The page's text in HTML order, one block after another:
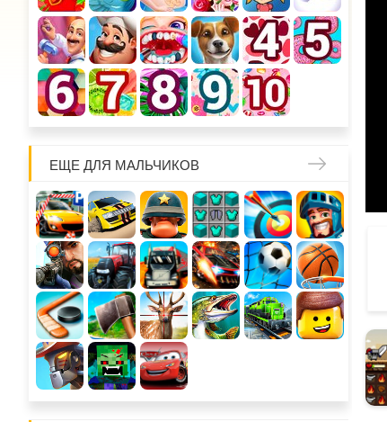
ЕЩЕ ДЛЯ МАЛЬЧИКОВ